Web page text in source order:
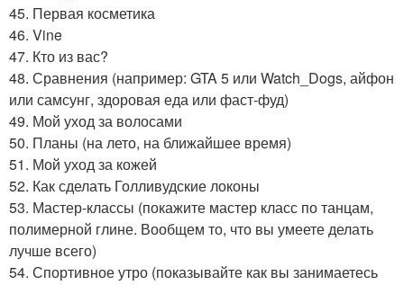
45. Первая косметика
46. Vine
47. Кто из вас?
48. Сравнения (например: GTA 5 или Watch_Dogs, айфон
или самсунг, здоровая еда или фаст-фуд)
49. Мой уход за волосами
50. Планы (на лето, на ближайшее время)
51. Мой уход за кожей
52. Как сделать Голливудские локоны
53. Мастер-классы (покажите мастер класс по танцам,
полимерной глине. Вообщем то, что вы умеете делать
лучше всего)
54. Спортивное утро (показывайте как вы занимаетесь